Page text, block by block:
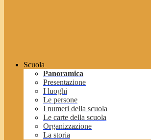
Scuola
Panoramica
Presentazione
I luoghi
Le persone
I numeri della scuola
Le carte della scuola
Organizzazione
La storia